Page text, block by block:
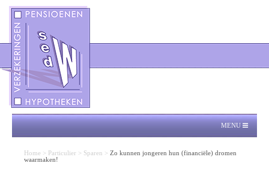
MENU
Home > Particulier > Sparen > Zo kunnen jongeren hun (financiële) dromen
waarmaken!